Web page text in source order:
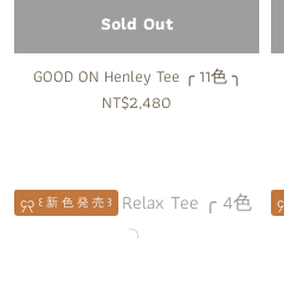
Sold Out
GOOD ON Henley Tee ╭ 11色 ╮
NT$2,480
၄၃ ꒰ 新 色 発 売 ꒱